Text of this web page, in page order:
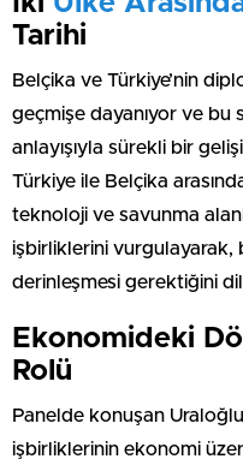
Tarihi
Belçika ve Türkiye’nin
geçmişe dayanıyor ve bu
anlayışıyla sürekli bir
Türkiye ile Belçika
teknoloji ve savunma
işbirliklerini vurgulayarak,
derinleşmesi gerektiğini
Ekonomideki
Rolü
Panelde konuşan
işbirliklerinin ekonomi